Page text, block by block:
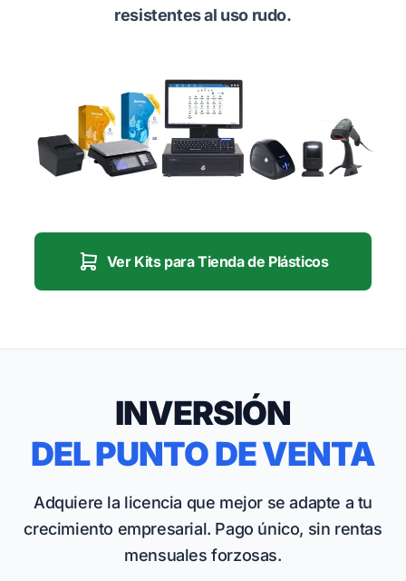
resistentes al uso rudo.
Ver Kits para Tienda de Plásticos
INVERSIÓN
DEL PUNTO DE VENTA
Adquiere la licencia que mejor se adapte a tu
crecimiento empresarial. Pago único, sin rentas
mensuales forzosas.